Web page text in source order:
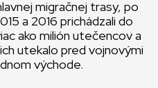
migračnej trasy, po
a 2016 prichádzali do
ako milión utečencov a
utekalo pred vojnovými
východe.